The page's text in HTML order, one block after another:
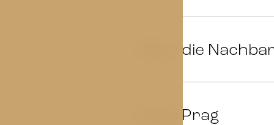
Über die
Über Prag